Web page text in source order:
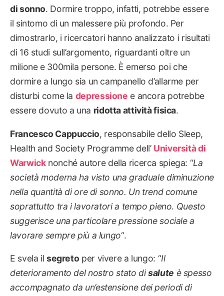
di sonno. Dormire troppo, infatti, potrebbe essere
il sintomo di un malessere più profondo. Per
dimostrarlo, i ricercatori hanno analizzato i risultati
di 16 studi sull’argomento, riguardanti oltre un
milione e 300mila persone. È emerso poi che
dormire a lungo sia un campanello d’allarme per
disturbi come la depressione e ancora potrebbe
essere dovuto a una ridotta attività fisica.
Francesco Cappuccio, responsabile dello Sleep,
Health and Society Programme dell’ Università di
Warwicknonché autore della ricerca spiega: “La
società moderna ha visto una graduale diminuzione
nella quantità di ore di sonno. Un trend comune
soprattutto tra i lavoratori a tempo pieno. Questo
suggerisce una particolare pressione sociale a
lavorare sempre più a lungo“.
E svela il segreto per vivere a lungo: “Il
deterioramento del nostro stato disalute è spesso
accompagnato da un’estensione dei periodi di